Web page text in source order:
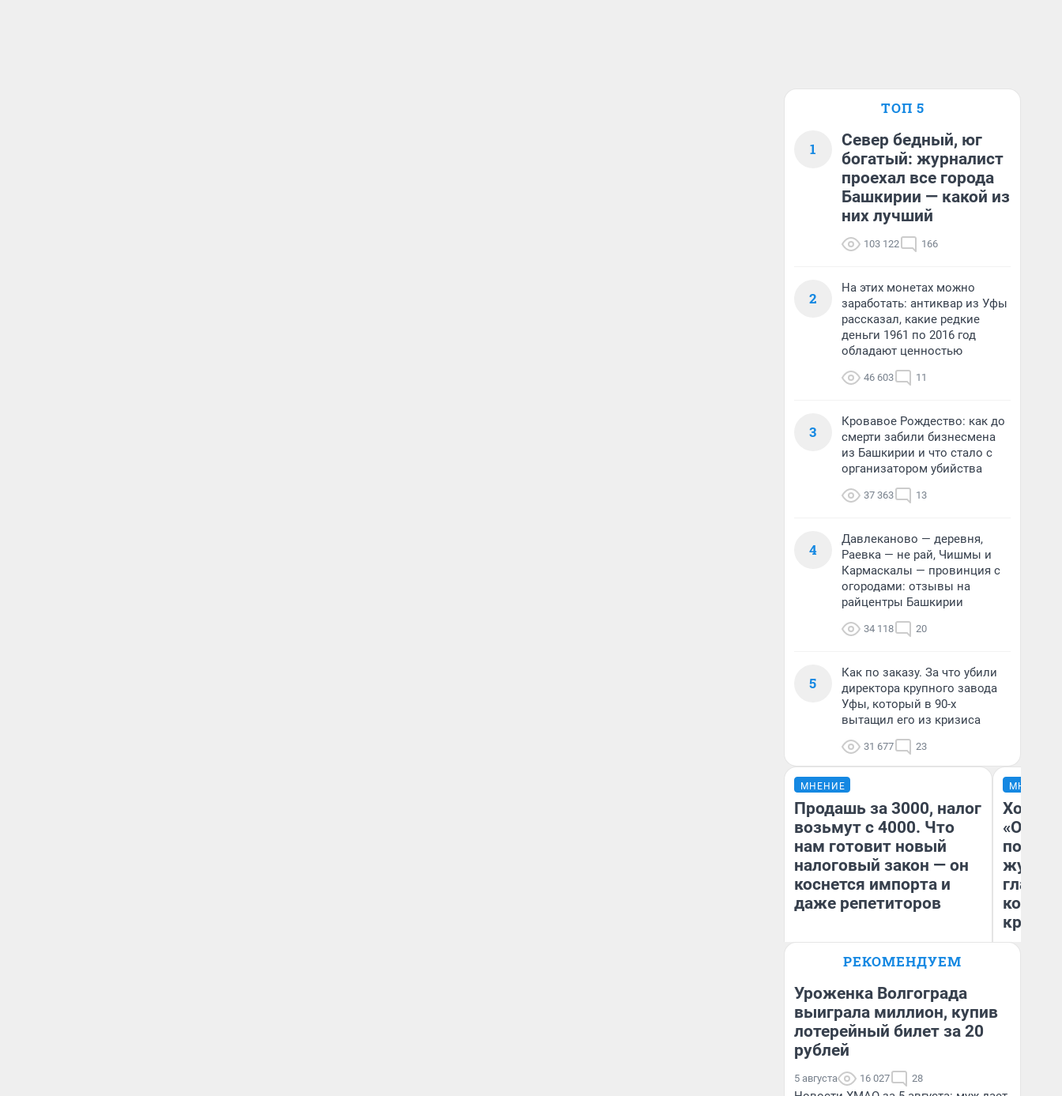
ТОП 5
1
Север бедный, юг
богатый: журналист
проехал все города
Башкирии — какой из
них лучший
103 122 166
2
На этих монетах можно
заработать: антиквар из Уфы
рассказал, какие редкие
деньги 1961 по 2016 год
обладают ценностью
46 603 11
3
Кровавое Рождество: как до
смерти забили бизнесмена
из Башкирии и что стало с
организатором убийства
37 363 13
4
Давлеканово — деревня,
Раевка — не рай, Чишмы и
Кармаскалы — провинция с
огородами: отзывы на
райцентры Башкирии
34 118 20
5
Как по заказу. За что убили
директора крупного завода
Уфы, который в 90-х
вытащил его из кризиса
31 677 23
МНЕНИЕ
Продашь за 3000, налог
возьмут с 4000. Что
нам готовит новый
налоговый закон — он
коснется импорта и
даже репетиторов
Анастасия Завгородняя
МНЕНИЕ
Хоть
РЕКОМЕНДУЕМ
Уроженка Волгограда
выиграла миллион, купив
лотерейный билет за 20
рублей
5 августа 16 027 28